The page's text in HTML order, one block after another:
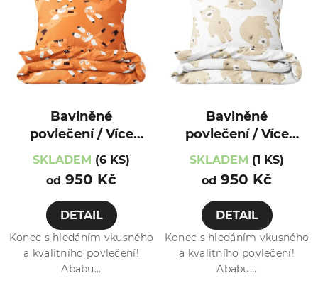
Bavlněné
povlečení / Více
var. / Liška
SKLADEM (6 KS)
od 950 Kč
DETAIL
Konec s hledáním vkusného
a kvalitního povlečení!
Ababu...
Bavlněné
povlečení / Více
var. / Medvídek
SKLADEM (1 KS)
od 950 Kč
DETAIL
Konec s hledáním vkusného
a kvalitního povlečení!
Ababu...